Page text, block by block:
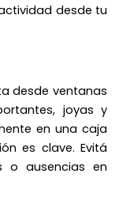
desde tu
desde ventanas
joyas y
en una caja
es clave. Evitá
o ausencias en